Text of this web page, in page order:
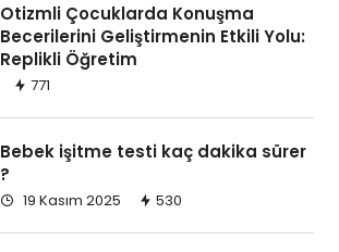
Otizmli Çocuklarda Konuşma
Becerilerini Geliştirmenin Etkili Yolu:
Replikli Öğretim
771
Bebek işitme testi kaç dakika sürer
?
19 Kasım 2025 530